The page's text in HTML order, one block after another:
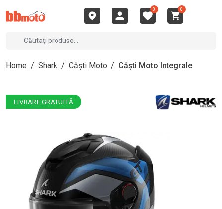
0 0
Home / Shark / Căști Moto / Căști Moto Integrale
LIVRARE GRATUITĂ